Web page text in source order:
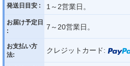
発送日目安 : 1～2営業日。
お届け予定日
:
7～20営業日。
お支払い方
法:
クレジットカード: